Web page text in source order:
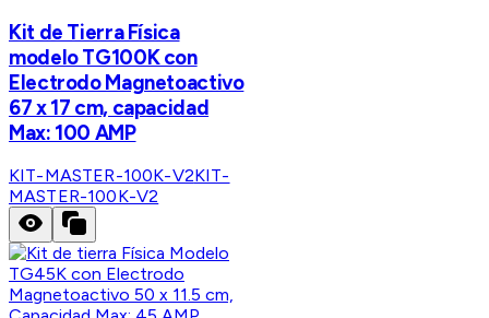
Kit de Tierra Física
modelo TG100K con
Electrodo Magnetoactivo
67 x 17 cm, capacidad
Max: 100 AMP
KIT-MASTER-100K-V2KIT-
MASTER-100K-V2